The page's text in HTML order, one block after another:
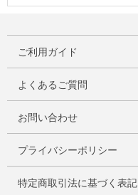
ご利用ガイド
よくあるご質問
お問い合わせ
プライバシーポリシー
特定商取引法に基づく表記